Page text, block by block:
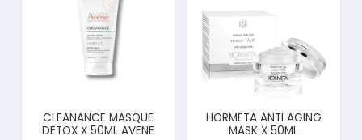
CLEANANCE MASQUE
DETOX X 50ML AVENE
HORMETA ANTI AGING
MASK X 50ML